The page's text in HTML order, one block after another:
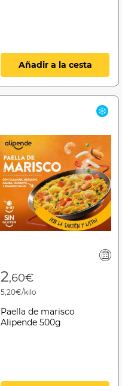
Añadir a la cesta
2,60€
5,20€/kilo
Paella de marisco
Alipende 500g